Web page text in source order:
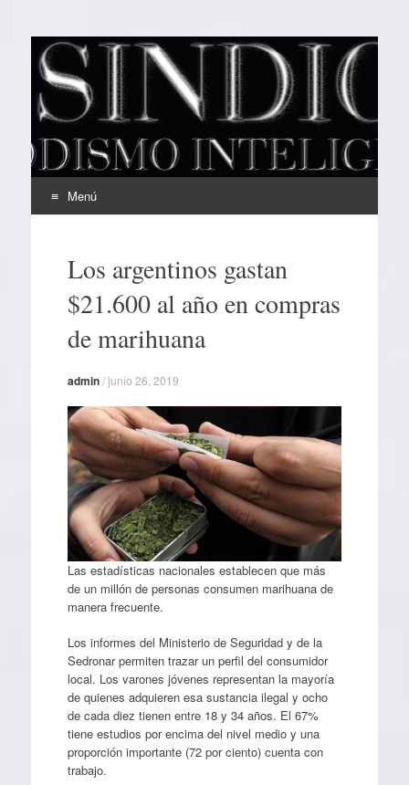
EL SINDICAL
Periodismo Inteligente
Menú
contenidoLos argentinos gastan
$21.600 al año en compras
de marihuana
admin/junio 26, 2019
Las estadísticas nacionales establecen que más
de un millón de personas consumen marihuana de
manera frecuente.
Los informes del Ministerio de Seguridad y de la
Sedronar permiten trazar un perfil del consumidor
local. Los varones jóvenes representan la mayoría
de quienes adquieren esa sustancia ilegal y ocho
de cada diez tienen entre 18 y 34 años. El 67%
tiene estudios por encima del nivel medio y una
proporción importante (72 por ciento) cuenta con
trabajo.